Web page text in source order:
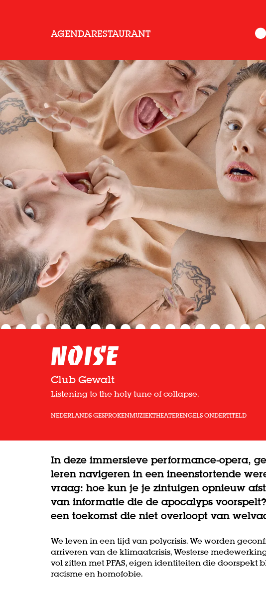
AGENDARESTAURANT
NOISE
Club Gewalt
Listening to the holy tune of collapse.
NEDERLANDS GESPROKENMUZIEKTHEATERENGELS ONDERTITELD
In deze immersieve performance-opera,
leren navigeren in een ineenstortende
vraag: hoe kun je je zintuigen opnieuw
van informatie die de apocalyps
een toekomst die niet overloopt van
We leven in een tijd van polycrisis. We worden
arriveren van de klimaatcrisis, Westerse
vol zitten met PFAS, eigen identiteiten die doorspekt
racisme en homofobie.